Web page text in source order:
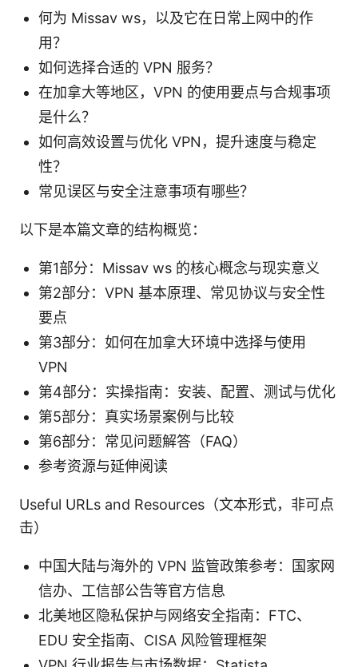
何为 Missav ws，以及它在日常上网中的作
用？
如何选择合适的 VPN 服务？
在加拿大等地区，VPN 的使用要点与合规事项
是什么？
如何高效设置与优化 VPN，提升速度与稳定
性？
常见误区与安全注意事项有哪些？
以下是本篇文章的结构概览：
第1部分：Missav ws 的核心概念与现实意义
第2部分：VPN 基本原理、常见协议与安全性
要点
第3部分：如何在加拿大环境中选择与使用
VPN
第4部分：实操指南：安装、配置、测试与优化
第5部分：真实场景案例与比较
第6部分：常见问题解答（FAQ）
参考资源与延伸阅读
Useful URLs and Resources（文本形式，非可点
击）
中国大陆与海外的 VPN 监管政策参考：国家网
信办、工信部公告等官方信息
北美地区隐私保护与网络安全指南：FTC、
EDU 安全指南、CISA 风险管理框架